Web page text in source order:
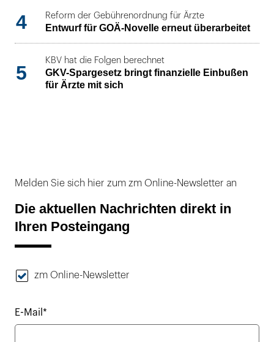
4 Reform der Gebührenordnung für Ärzte
Entwurf für GOÄ-Novelle erneut überarbeitet
5
KBV hat die Folgen berechnet
GKV-Spargesetz bringt finanzielle Einbußen
für Ärzte mit sich
Melden Sie sich hier zum zm Online-Newsletter an
Die aktuellen Nachrichten direkt in
Ihren Posteingang
zm Online-Newsletter
E-Mail*